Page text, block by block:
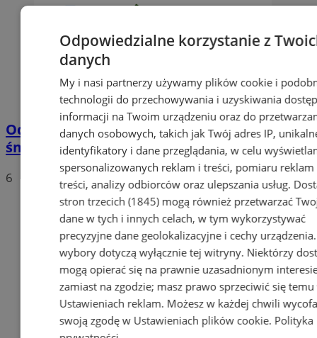
Od 1 stycznia 2020 nowe stawki za wywóz
śmieci
6
Odpowiedzialne korzystanie z
danych
My i nasi partnerzy używamy plików cookie i
technologii do przechowywania i uzyskiwania
informacji na Twoim urządzeniu oraz do
danych osobowych, takich jak Twój adres IP,
identyfikatory i dane przeglądania, w celu
spersonalizowanych reklam i treści, pomiaru reklam
treści, analizy odbiorców oraz ulepszania usług.
stron trzecich (1845)mogą również przetwarzać
dane w tych i innych celach, w tym wykorzystywać
precyzyjne dane geolokalizacyjne i cechy
wybory dotyczą wyłącznie tej witryny. Niektórzy
mogą opierać się na prawnie uzasadnionym
zamiast na zgodzie; masz prawo sprzeciwić się temu
Ustawieniach reklam. Możesz w każdej chwili
swoją zgodę w Ustawieniach plików cookie. Polityka